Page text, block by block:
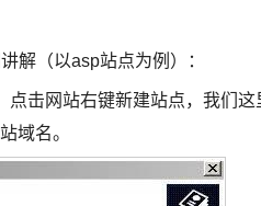
解（以asp站点为例）：
点击网站右键新建站点，我们
域名。